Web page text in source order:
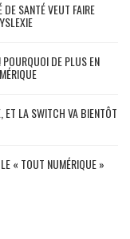
SANTÉ VEUT FAIRE
DE PLUS EN
ET LA SWITCH VA BIENTÔT
« TOUT NUMÉRIQUE »